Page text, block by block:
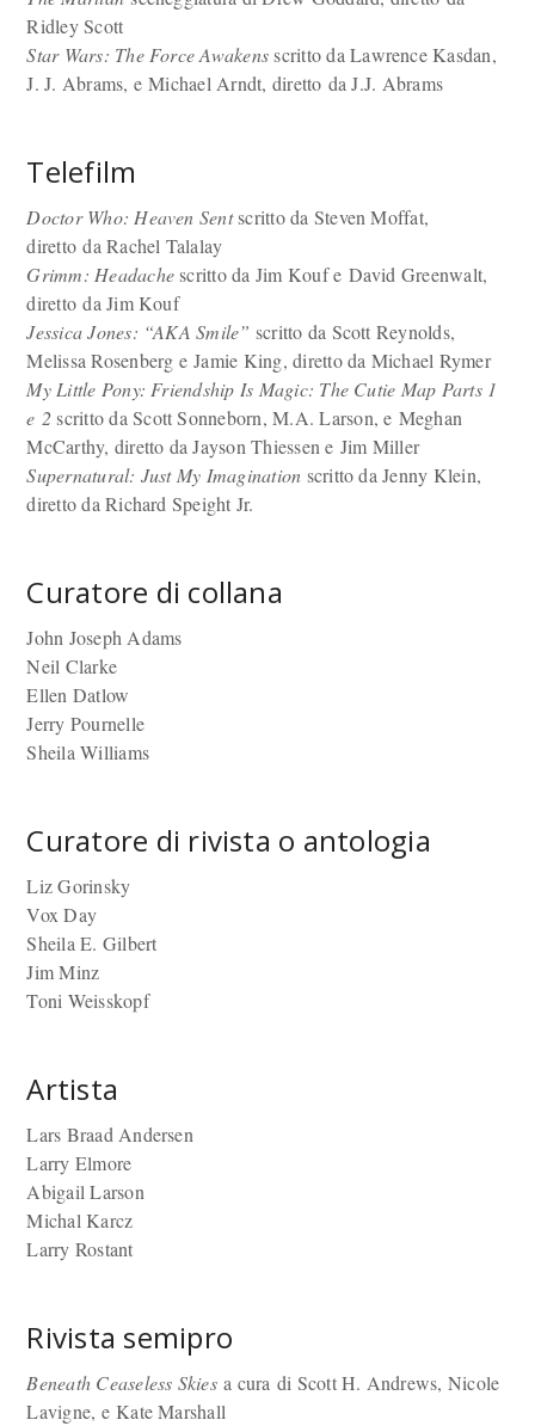
Ridley Scott
Star Wars: The Force Awakensscritto da Lawrence Kasdan,
J. J. Abrams, e Michael Arndt, diretto da J.J. Abrams
Telefilm
Doctor Who: Heaven Sentscritto da Steven Moffat,
diretto da Rachel Talalay
Grimm: Headachescritto da Jim Kouf e David Greenwalt,
diretto da Jim Kouf
Jessica Jones: “AKA Smile” scritto da Scott Reynolds,
Melissa Rosenberg e Jamie King, diretto da Michael Rymer
My Little Pony: Friendship Is Magic: The Cutie Map Parts 1
e 2scritto da Scott Sonneborn, M.A. Larson, e Meghan
McCarthy, diretto da Jayson Thiessen e Jim Miller
Supernatural: Just My Imagination scritto da Jenny Klein,
diretto da Richard Speight Jr.
Curatore di collana
John Joseph Adams
Neil Clarke
Ellen Datlow
Jerry Pournelle
Sheila Williams
Curatore di rivista o antologia
Liz Gorinsky
Vox Day
Sheila E. Gilbert
Jim Minz
Toni Weisskopf
Artista
Lars Braad Andersen
Larry Elmore
Abigail Larson
Michal Karcz
Larry Rostant
Rivista semipro
Beneath Ceaseless Skiesa cura di Scott H. Andrews, Nicole
Lavigne, e Kate Marshall